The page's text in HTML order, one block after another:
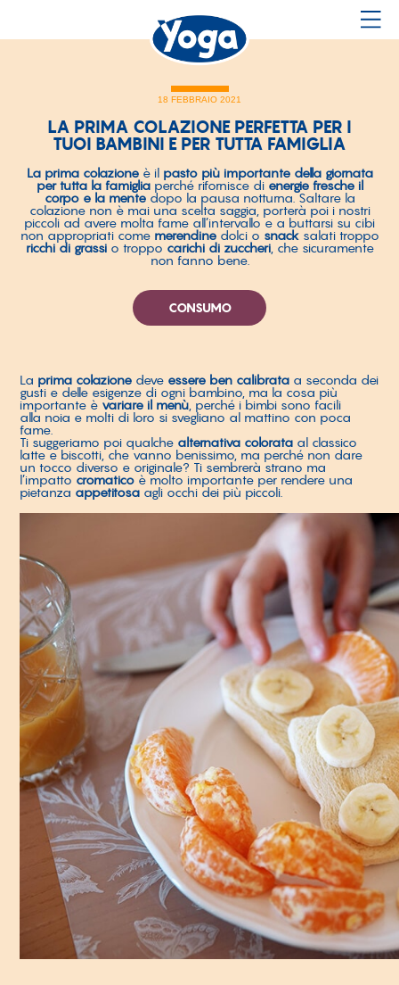
18 FEBBRAIO 2021
LA PRIMA COLAZIONE PERFETTA PER I
TUOI BAMBINI E PER TUTTA FAMIGLIA
La prima colazioneè il pasto più importante della giornata
per tutta la famigliaperché rifornisce di energie fresche il
corpo e la mentedopo la pausa notturna. Saltare la
colazione non è mai una scelta saggia, porterà poi i nostri
piccoli ad avere molta fame all’intervallo e a buttarsi su cibi
non appropriati come merendinedolci o snacksalati troppo
ricchi di grassi o troppo carichi di zuccheri, che sicuramente
non fanno bene.
CONSUMO
La prima colazione deve essere ben calibrata a seconda dei
gusti e delle esigenze di ogni bambino, ma la cosa più
importante è variare il menù, perché i bimbi sono facili
alla noia e molti di loro si svegliano al mattino con poca
fame.
Ti suggeriamo poi qualche alternativa colorata al classico
latte e biscotti, che vanno benissimo, ma perché non dare
un tocco diverso e originale? Ti sembrerà strano ma
l’impatto cromatico è molto importante per rendere una
pietanza appetitosa agli occhi dei più piccoli.